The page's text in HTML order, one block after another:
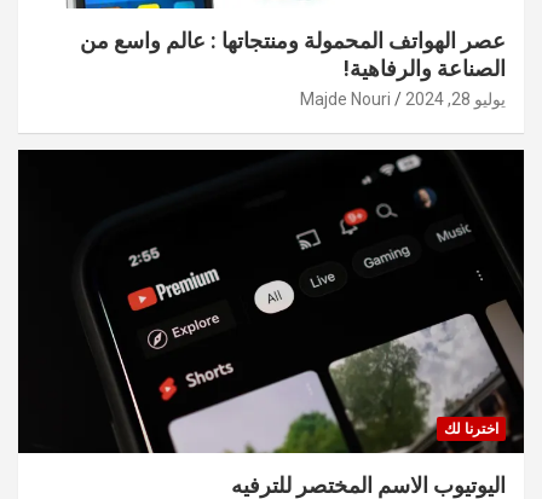
عصر الهواتف المحمولة ومنتجاتها : عالم واسع من
الصناعة والرفاهية!
يوليو 28, 2024 Majde Nouri
اخترنا لك
اليوتيوب الاسم المختصر للترفيه